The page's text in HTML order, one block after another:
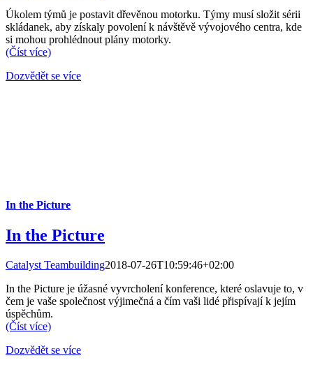
Úkolem týmů je postavit dřevěnou motorku. Týmy musí složit sérii
skládanek, aby získaly povolení k návštěvě vývojového centra, kde
si mohou prohlédnout plány motorky.
(Číst více)
Dozvědět se více
In the Picture
In the Picture
Catalyst Teambuilding2018-07-26T10:59:46+02:00
In the Picture je úžasné vyvrcholení konference, které oslavuje to, v
čem je vaše společnost výjimečná a čím vaši lidé přispívají k jejím
úspěchům.
(Číst více)
Dozvědět se více